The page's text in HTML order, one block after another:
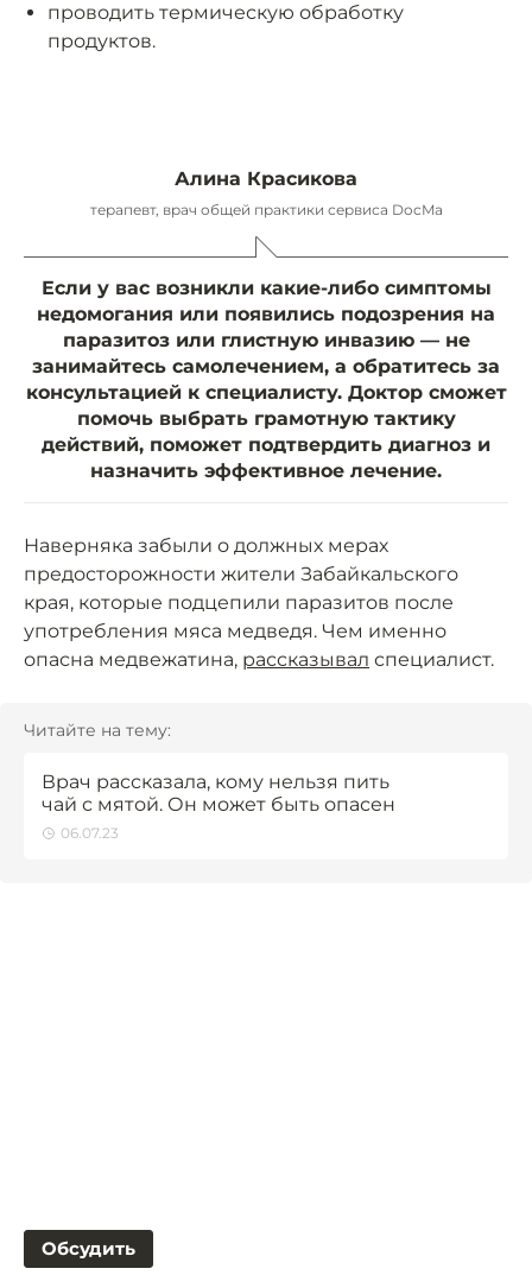
проводить термическую обработку
продуктов.
Алина Красикова
терапевт, врач общей практики сервиса DocMa
Если у вас возникли какие-либо симптомы
недомогания или появились подозрения на
паразитоз или глистную инвазию — не
занимайтесь самолечением, а обратитесь за
консультацией к специалисту. Доктор сможет
помочь выбрать грамотную тактику
действий, поможет подтвердить диагноз и
назначить эффективное лечение.
Наверняка забыли о должных мерах
предосторожности жители Забайкальского
края, которые подцепили паразитов после
употребления мяса медведя. Чем именно
опасна медвежатина, рассказывал специалист.
Читайте на тему:
Врач рассказала, кому нельзя пить
чай с мятой. Он может быть опасен
06.07.23
Обсудить